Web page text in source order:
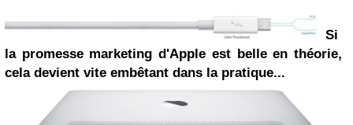
Si
la promesse marketing d'Apple est belle en théorie,
cela devient vite embêtant dans la pratique...